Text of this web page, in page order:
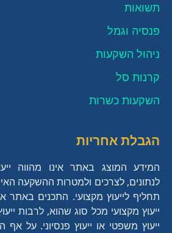
תשואות
פנסיה וגמל
ניהול השקעות
קרנות סל
השקעות כשרות
הגבלת אחריות
המידע המוצג באתר אינו מהווה
לנתונים, לצרכים ולמטרות ההשקעה
תחליף לייעוץ מקצועי. התכנים באתר
ייעוץ מקצועי מכל סוג שהוא, לרבות
ייעוץ משפטי או ייעוץ פנסיוני. על